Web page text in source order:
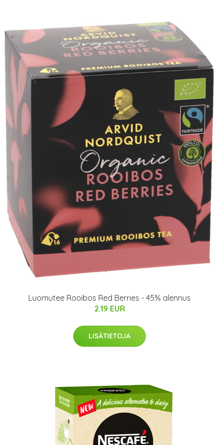
Luomutee Rooibos Red Berries - 45% alennus
2.19 EUR
LISÄTIETOJA